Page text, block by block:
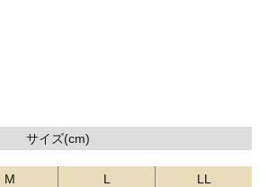
サイズ(cm)
M L
LL